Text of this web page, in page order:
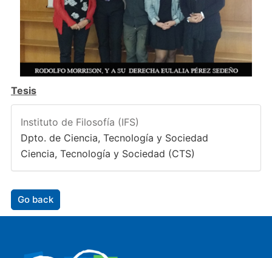
Tesis
Instituto de Filosofía (IFS)
Dpto. de Ciencia, Tecnología y Sociedad
Ciencia, Tecnología y Sociedad (CTS)
Go back